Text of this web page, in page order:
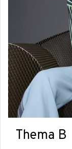
Thema B